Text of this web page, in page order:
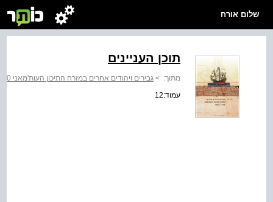
שלום אורח
תוכן העניינים
מתוך: > גבירים ויהודים אחרים במזרח התיכון העות'מאני 1830-1750
עמוד:12